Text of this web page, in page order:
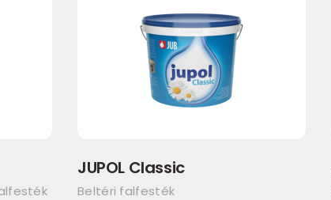
JUPOL Classic
Beltéri falfesték